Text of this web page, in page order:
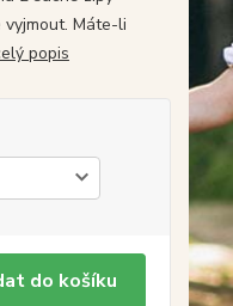
Máte-li
popis
do košíku